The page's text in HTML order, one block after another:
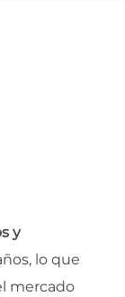
y
lo que
mercado